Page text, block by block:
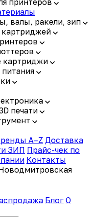
принтеров
валы, ракели, зип
картриджи
печати
A–Z Доставка
ЗИП Прайс-чек по
Контакты
Блог О